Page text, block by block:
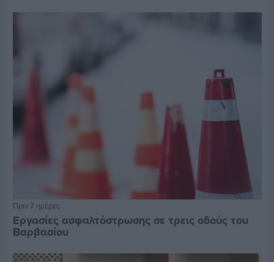
Πριν 7 ημέρες
Εργασίες ασφαλτόστρωσης σε τρεις οδούς του
Βαρβασίου